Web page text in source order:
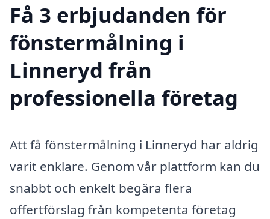
Få 3 erbjudanden för
fönstermålning i
Linneryd från
professionella företag
Att få fönstermålning i Linneryd har aldrig
varit enklare. Genom vår plattform kan du
snabbt och enkelt begära flera
offertförslag från kompetenta företag